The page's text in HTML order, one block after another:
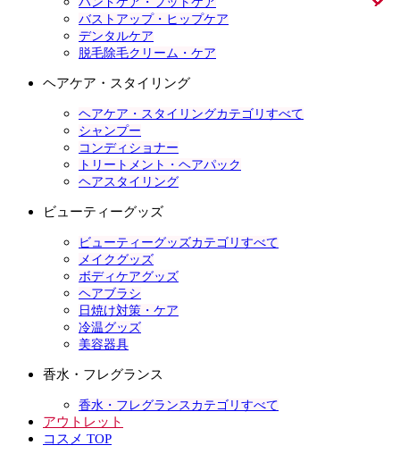
バストアップ・ヒップケア
デンタルケア
脱毛除毛クリーム・ケア
ヘアケア・スタイリング
ヘアケア・スタイリングカテゴリすべて
シャンプー
コンディショナー
トリートメント・ヘアパック
ヘアスタイリング
ビューティーグッズ
ビューティーグッズカテゴリすべて
メイクグッズ
ボディケアグッズ
ヘアブラシ
日焼け対策・ケア
冷温グッズ
美容器具
香水・フレグランス
香水・フレグランスカテゴリすべて
アウトレット
コスメ TOP